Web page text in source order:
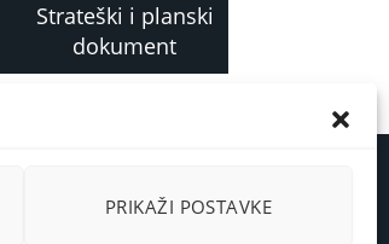
PRIKAŽI POSTAVKE
Strateški i planski
dokument